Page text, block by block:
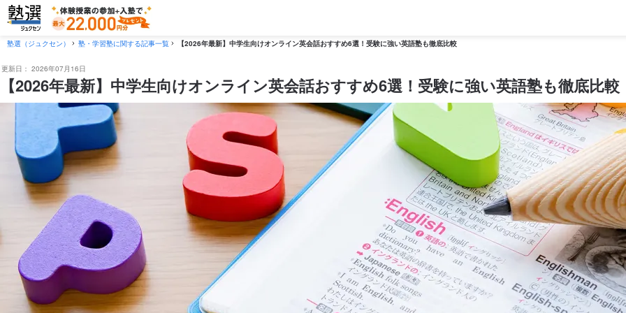
塾選（ジュクセン） 塾・学習塾に関する記事一覧 【2026年最新】中学生向けオンライン英会話おすすめ6選！受験に強い英語塾も徹底比較
更新日： 2026年07月16日
【2026年最新】中学生向けオンライン英会話おすすめ6選！受験に強い英語塾も徹底比較